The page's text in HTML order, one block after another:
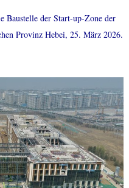
Baustelle der Start-up-Zone der
Provinz Hebei, 25. März 2026.